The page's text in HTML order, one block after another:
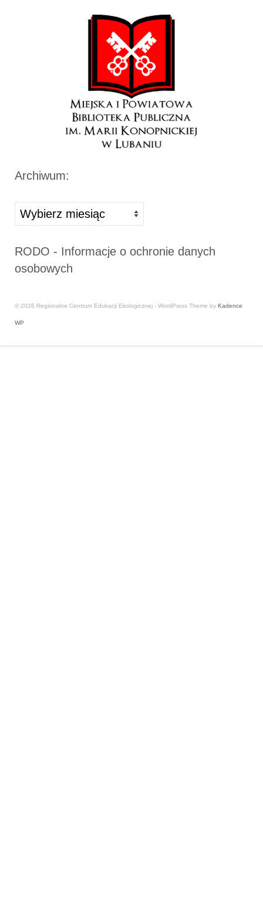
Archiwum:
Archiwa
RODO - Informacje o ochronie danych
osobowych
© 2026 Regionalne Centrum Edukacji Ekologicznej - WordPress Theme by Kadence
WP